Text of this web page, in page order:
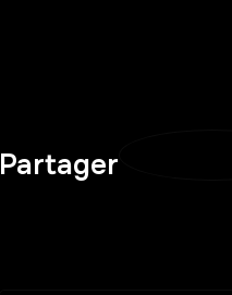
Partager